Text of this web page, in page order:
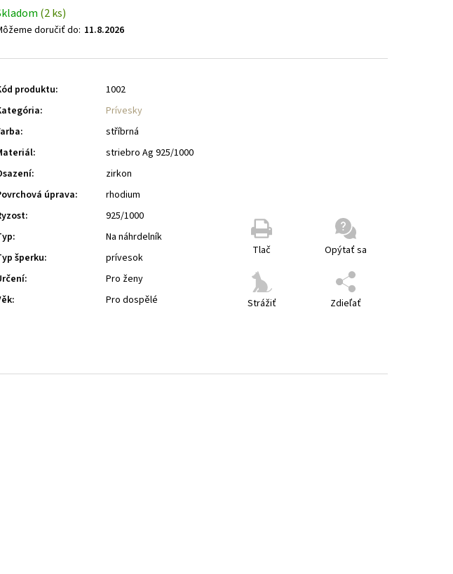
(2 ks)
doručiť do: 11.8.2026
Tlač Opýtať sa
Strážiť Zdieľať
produktu:
1002
:
Prívesky
:
stříbrná
:
striebro Ag 925/1000
:
zirkon
úprava:
rhodium
:
925/1000
:
Na náhrdelník
šperku:
prívesok
:
Pro ženy
: Pro dospělé